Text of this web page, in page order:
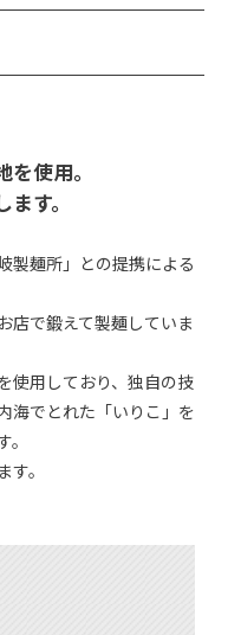
使用。
す。
製麺所」との提携による
店で鍛えて製麺していま
使用しており、独自の技
海でとれた「いりこ」を
。